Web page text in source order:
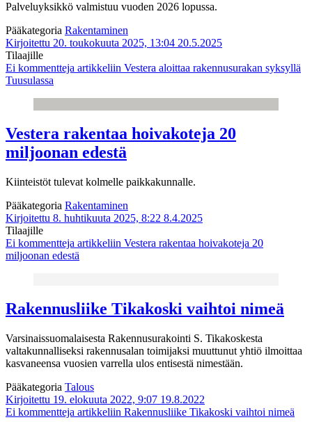
Palveluyksikkö valmistuu vuoden 2026 lopussa.
Pääkategoria Rakentaminen
Kirjoitettu 20. toukokuuta 2025, 13:04 20.5.2025
Tilaajille
Ei kommentteja artikkeliin Vestera aloittaa rakennusurakan syksyllä
Tuusulassa
Vestera rakentaa hoivakoteja 20
miljoonan edestä
Kiinteistöt tulevat kolmelle paikkakunnalle.
Pääkategoria Rakentaminen
Kirjoitettu 8. huhtikuuta 2025, 8:22 8.4.2025
Tilaajille
Ei kommentteja artikkeliin Vestera rakentaa hoivakoteja 20
miljoonan edestä
Rakennusliike Tikakoski vaihtoi nimeä
Varsinaissuomalaisesta Rakennusurakointi S. Tikakoskesta
valtakunnalliseksi rakennusalan toimijaksi muuttunut yhtiö ilmoittaa
kasvaneensa vuosien varrella ulos entisestä nimestään.
Pääkategoria Talous
Kirjoitettu 19. elokuuta 2022, 9:07 19.8.2022
Ei kommentteja artikkeliin Rakennusliike Tikakoski vaihtoi nimeä